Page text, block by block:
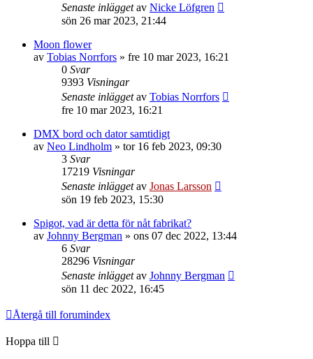
Senaste inläggetav Nicke Löfgren
sön 26 mar 2023, 21:44
Moon flower
av Tobias Norrfors » fre 10 mar 2023, 16:21
0 Svar
9393 Visningar
Senaste inläggetav Tobias Norrfors
fre 10 mar 2023, 16:21
DMX bord och dator samtidigt
av Neo Lindholm » tor 16 feb 2023, 09:30
3 Svar
17219 Visningar
Senaste inläggetav Jonas Larsson
sön 19 feb 2023, 15:30
Spigot, vad är detta för nåt fabrikat?
av Johnny Bergman » ons 07 dec 2022, 13:44
6 Svar
28296 Visningar
Senaste inläggetav Johnny Bergman
sön 11 dec 2022, 16:45
Återgå till forumindex
Hoppa till